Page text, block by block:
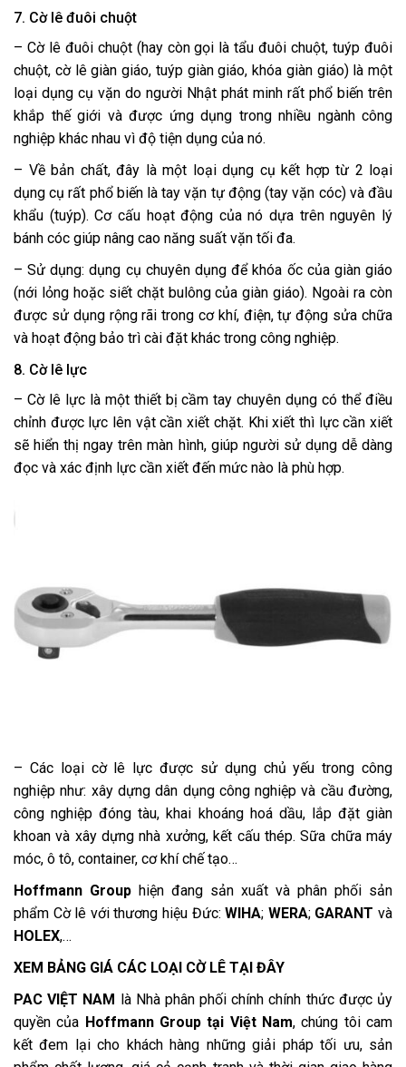
7. Cờ lê đuôi chuột
– Cờ lê đuôi chuột (hay còn gọi là tẩu đuôi chuột, tuýp đuôi
chuột, cờ lê giàn giáo, tuýp giàn giáo, khóa giàn giáo) là một
loại dụng cụ vặn do người Nhật phát minh rất phổ biến trên
khắp thế giới và được ứng dụng trong nhiều ngành công
nghiệp khác nhau vì độ tiện dụng của nó.
– Về bản chất, đây là một loại dụng cụ kết hợp từ 2 loại
dụng cụ rất phổ biến là tay vặn tự động (tay vặn cóc) và đầu
khẩu (tuýp). Cơ cấu hoạt động của nó dựa trên nguyên lý
bánh cóc giúp nâng cao năng suất vặn tối đa.
– Sử dụng: dụng cụ chuyên dụng để khóa ốc của giàn giáo
(nới lỏng hoặc siết chặt bulông của giàn giáo). Ngoài ra còn
được sử dụng rộng rãi trong cơ khí, điện, tự động sửa chữa
và hoạt động bảo trì cài đặt khác trong công nghiệp.
8. Cờ lê lực
– Cờ lê lực là một thiết bị cầm tay chuyên dụng có thể điều
chỉnh được lực lên vật cần xiết chặt. Khi xiết thì lực cần xiết
sẽ hiển thị ngay trên màn hình, giúp người sử dụng dễ dàng
đọc và xác định lực cần xiết đến mức nào là phù hợp.
– Các loại cờ lê lực được sử dụng chủ yếu trong công
nghiệp như: xây dựng dân dụng công nghiệp và cầu đường,
công nghiệp đóng tàu, khai khoáng hoá dầu, lắp đặt giàn
khoan và xây dựng nhà xưởng, kết cấu thép. Sữa chữa máy
móc, ô tô, container, cơ khí chế tạo…
Hoffmann Group hiện đang sản xuất và phân phối sản
phẩm Cờ lê với thương hiệu Đức:WIHA; WERA; GARANT và
HOLEX,…
XEM BẢNG GIÁ CÁC LOẠI CỜ LÊ TẠI ĐÂY
PAC VIỆT NAM là Nhà phân phối chính chính thức được ủy
quyền của Hoffmann Group tại Việt Nam, chúng tôi cam
kết đem lại cho khách hàng những giải pháp tối ưu, sản